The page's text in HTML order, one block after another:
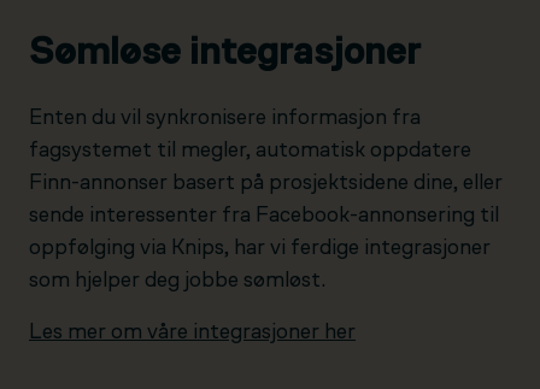
Sømløse integrasjoner
Enten du vil synkronisere informasjon fra
fagsystemet til megler, automatisk oppdatere
Finn-annonser basert på prosjektsidene dine, eller
sende interessenter fra Facebook-annonsering til
oppfølging via Knips, har vi ferdige integrasjoner
som hjelper deg jobbe sømløst.
Les mer om våre integrasjoner her